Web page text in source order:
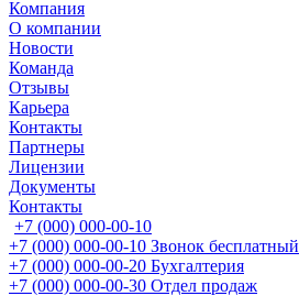
Компания
О компании
Новости
Команда
Отзывы
Карьера
Контакты
Партнеры
Лицензии
Документы
Контакты
+7 (000) 000-00-10
+7 (000) 000-00-10 Звонок бесплатный
+7 (000) 000-00-20 Бухгалтерия
+7 (000) 000-00-30 Отдел продаж